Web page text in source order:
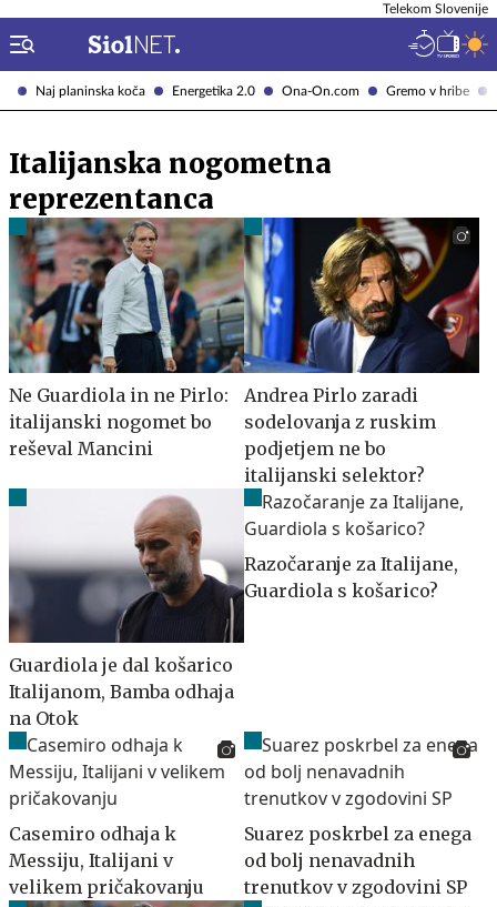
Naj planinska koča Energetika 2.0 Ona-On.com Gremo v hribe
Telekom Slovenije
Italijanska nogometna
reprezentanca
Ne Guardiola in ne Pirlo:
italijanski nogomet bo
reševal Mancini
Andrea Pirlo zaradi
sodelovanja z ruskim
podjetjem ne bo
italijanski selektor?
Guardiola je dal košarico
Italijanom, Bamba odhaja
na Otok
Razočaranje za Italijane,
Guardiola s košarico?
Casemiro odhaja k
Messiju, Italijani v
velikem pričakovanju
Suarez poskrbel za enega
od bolj nenavadnih
trenutkov v zgodovini SP